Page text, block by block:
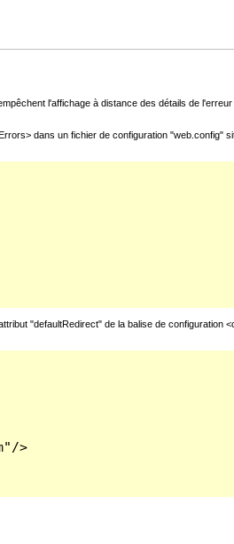
l'affichage à distance des détails de
dans un fichier de configuration "web.config"
"defaultRedirect" de la balise de configuration
>